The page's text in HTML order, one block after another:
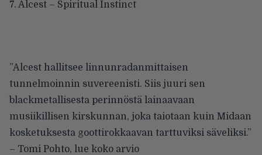
7. Alcest – Spiritual Instinct
”Alcest hallitsee linnunradanmittaisen
tunnelmoinnin suvereenisti. Siis juuri sen
blackmetallisesta perinnöstä lainaavaan
musiikillisen kirskunnan, joka taiotaan kuin Midaan
kosketuksesta goottirokkaavan tarttuviksi säveliksi.”
– Tomi Pohto, lue koko arvio